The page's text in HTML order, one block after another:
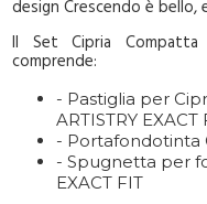
design Crescendo è bello,
Il Set Cipria Compatta
comprende:
- Pastiglia per
ARTISTRY EXACT
- Portafondotinta
- Spugnetta per
EXACT FIT